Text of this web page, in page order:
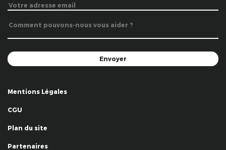
Mentions Légales
CGU
Plan du site
Partenaires